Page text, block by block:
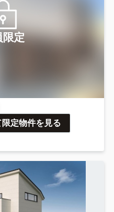
限定
定物件を見る